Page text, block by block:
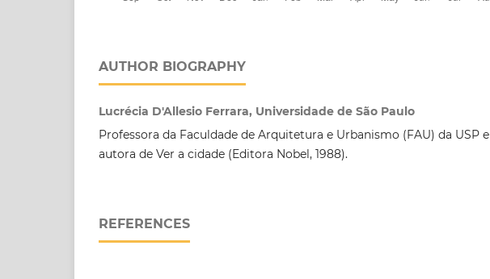
AUTHOR BIOGRAPHY
Lucrécia D'Allesio Ferrara, Universidade de São Paulo
Professora da Faculdade de Arquitetura e Urbanismo (FAU) da USP e
autora de Ver a cidade (Editora Nobel, 1988).
REFERENCES